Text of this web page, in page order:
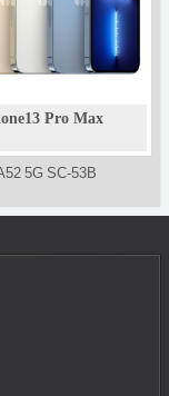
Pro Max
5G SC-53B